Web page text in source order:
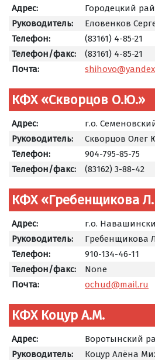
Адрес:
Городецкий
Руководитель:
Еловенков
Телефон:
(83161) 4-85-21
Телефон/факс:
(83161) 4-85-21
Почта:
КФХ «Скворцов О.Ю.»
Адрес:
г.о.
Руководитель:
Скворцов Олег
Телефон:
904-795-85-75
Телефон/факс:
(83162) 3-88-42
КФХ «Гребенщикова
Адрес:
г.о.
Руководитель:
Гребенщикова
Телефон:
910-134-46-11
Телефон/факс:
None
Почта:
ochud@mail.ru
КФХ Коцур А.М.
Адрес:
Воротынский
Руководитель:
Коцур Алёна